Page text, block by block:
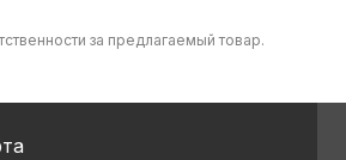
за предлагаемый товар.